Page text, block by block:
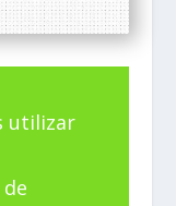
utilizar